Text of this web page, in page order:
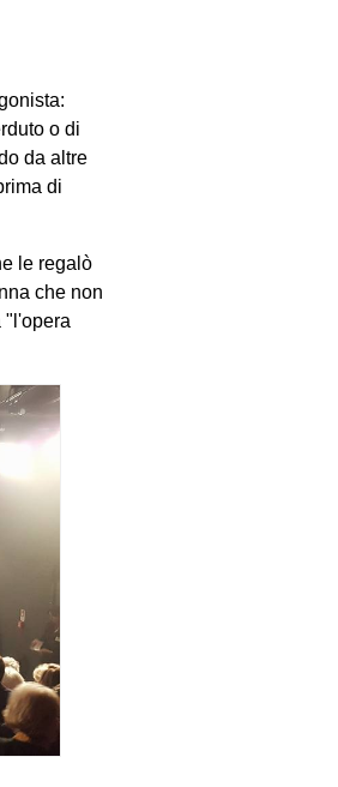
o di
da altre
di
le regalò
che non
"l'opera